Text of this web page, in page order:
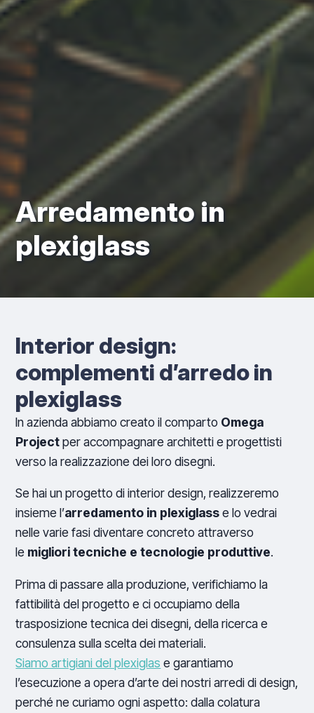
Arredamento in
plexiglass
Interior design:
complementi d’arredo in
plexiglass
In azienda abbiamo creato il comparto Omega
Projectper accompagnare architetti e progettisti
verso la realizzazione dei loro disegni.
Se hai un progetto di interior design, realizzeremo
insieme l’arredamento in plexiglasse lo vedrai
nelle varie fasi diventare concreto attraverso
le migliori tecniche e tecnologie produttive.
Prima di passare alla produzione, verifichiamo la
fattibilità del progetto e ci occupiamo della
trasposizione tecnica dei disegni, della ricerca e
consulenza sulla scelta dei materiali.
Siamo artigiani del plexiglas e garantiamo
l’esecuzione a opera d’arte dei nostri arredi di design,
perché ne curiamo ogni aspetto: dalla colatura